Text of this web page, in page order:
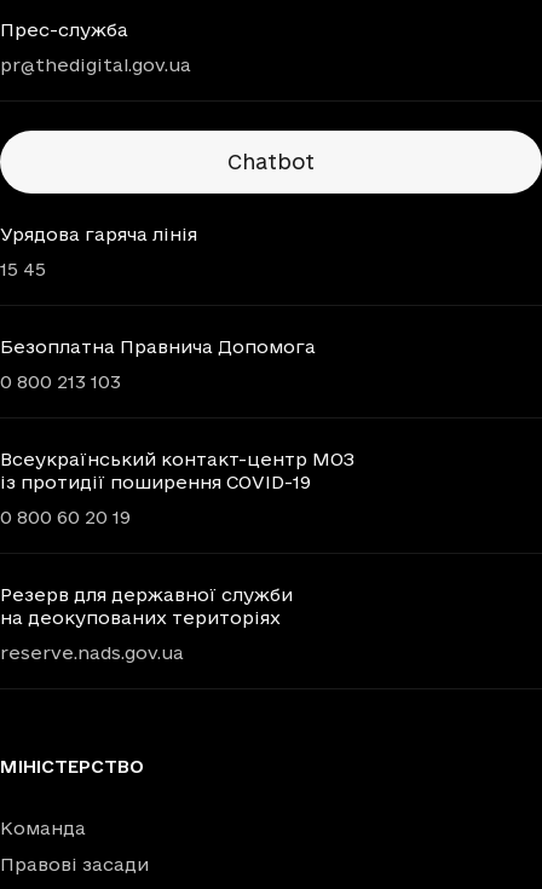
Прес-служба
pr@thedigital.gov.ua
Chatbots
Chatbot
Урядова гаряча лінія
15 45
Безоплатна Правнича Допомога
0 800 213 103
Всеукраїнський контакт-центр МОЗ
із протидії поширення COVID-19
0 800 60 20 19
Резерв для державної служби
на деокупованих територіях
reserve.nads.gov.ua
МІНІСТЕРСТВО
Команда
Правові засади